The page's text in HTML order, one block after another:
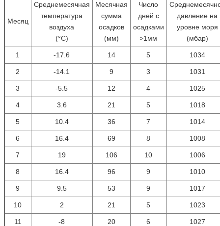
Месяц
Среднемесячная
температура
воздуха
(°С)
Месячная
сумма
осадков
(мм)
Число
дней с
осадками
>1мм
давление на
уровне моря
(мбар)
1 -17.6 14 5 1034
2 -14.1 9 3 1031
3 -5.5 12 4 1025
4 3.6 21 5 1018
5 10.4 36 7 1014
6 16.4 69 8 1008
7 19 106 10 1006
8 16.4 96 9 1010
9 9.5 53 9 1017
10 2 21 5 1023
11 -8 20 6 1027